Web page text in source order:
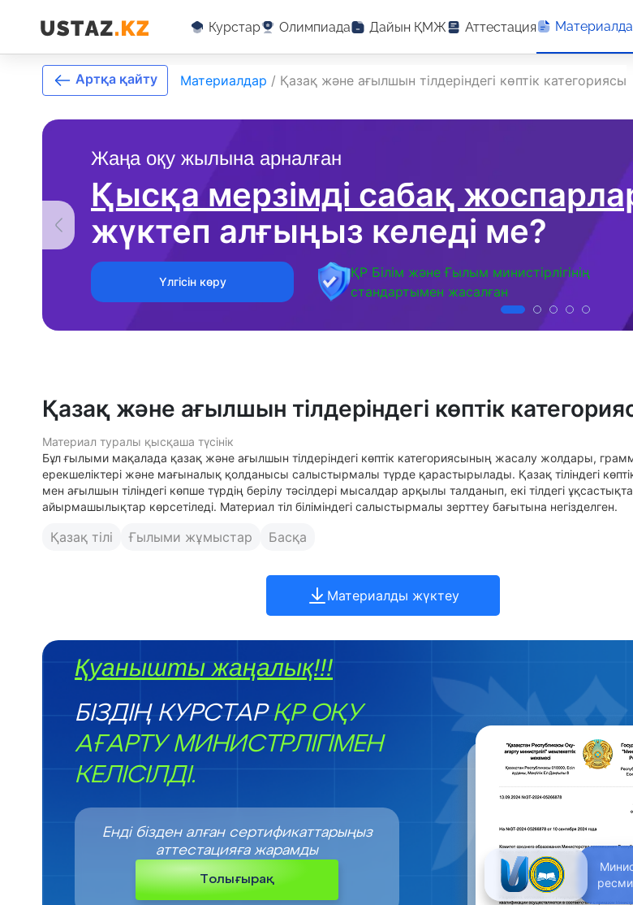
Курстар Олимпиада Дайын ҚМЖ Аттестация
Жаңа оқу жылына арналған
Қысқа мерзімді сабақ
жүктеп алғыңыз келеді ме?
Үлгісін көру
ҚР Білім және Ғылым министірлігінің
стандартымен жасалған
Артқа қайту Материалдар / Қазақ және ағылшын тілдеріндегі көптік категориясы
Қазақ және ағылшын тілдеріндегі көптік
Материал туралы қысқаша түсінік
Бұл ғылыми мақалада қазақ және ағылшын тілдеріндегі көптік категориясының жасалу жолдары,
ерекшеліктері және мағыналық қолданысы салыстырмалы түрде қарастырылады. Қазақ тіліндегі
мен ағылшын тіліндегі көпше түрдің берілу тәсілдері мысалдар арқылы талданып, екі тілдегі
айырмашылықтар көрсетіледі. Материал тіл біліміндегі салыстырмалы зерттеу бағытына негізделген.
Қазақ тілі Ғылыми жұмыстар Басқа
Материалды жүктеу
Қуанышты жаңалық!!!
БІЗДІҢ КУРСТАР ҚР ОҚУ
АҒАРТУ МИНИСТРЛІГІМЕН
КЕЛІСІЛДІ.
Енді бізден алған сертификаттарыңыз
аттестацияға жарамды
Толығырақ